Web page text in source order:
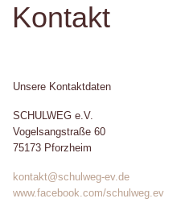
Kontakt
Unsere Kontaktdaten
SCHULWEG e.V.
Vogelsangstraße 60
75173 Pforzheim
kontakt@schulweg-ev.de
www.facebook.com/schulweg.ev